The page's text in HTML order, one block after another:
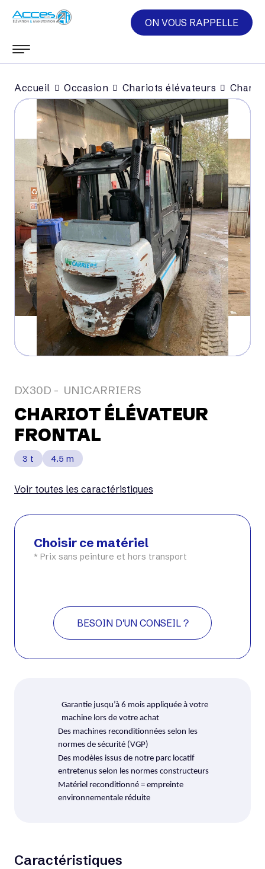
ON VOUS RAPPELLE
Accueil Occasion Chariots élévateurs
CHARIOT ÉLÉVATEUR
FRONTAL
UNICARRIERS
DX30D
3 t 4.5 m
Voir toutes les caractéristiques
Choisir ce matériel
* Prix sans peinture et hors transport
BESOIN D'UN CONSEIL ?
Caractéristiques
Garantie jusqu’à 6 mois appliquée à votre
machine lors de votre achat
Des machines reconditionnées selon les
normes de sécurité (VGP)
Des modèles issus de notre parc locatif
entretenus selon les normes constructeurs
Matériel reconditionné = empreinte
environnementale réduite